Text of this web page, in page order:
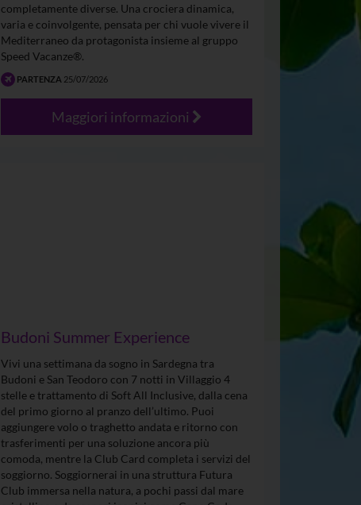
completamente diverse. Una crociera dinamica,
varia e coinvolgente, pensata per chi vuole vivere il
Mediterraneo da protagonista insieme al gruppo
Speed Vacanze®.
PARTENZA 25/07/2026
Maggiori informazioni
Budoni Summer Experience
Vivi una settimana da sogno in Sardegna tra
Budoni e San Teodoro con 7 notti in Villaggio 4
stelle e trattamento di Soft All Inclusive, dalla cena
del primo giorno al pranzo dell’ultimo. Puoi
aggiungere volo o traghetto andata e ritorno con
trasferimenti per una soluzione ancora più
comoda, mentre la Club Card completa i servizi del
soggiorno. Soggiornerai in una struttura Futura
Club immersa nella natura, a pochi passi dal mare